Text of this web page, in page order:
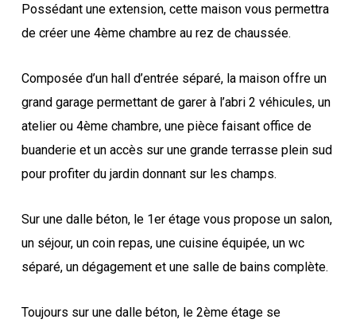
Possédant une extension, cette maison vous permettra
de créer une 4ème chambre au rez de chaussée.
Composée d’un hall d’entrée séparé, la maison offre un
grand garage permettant de garer à l’abri 2 véhicules, un
atelier ou 4ème chambre, une pièce faisant office de
buanderie et un accès sur une grande terrasse plein sud
pour profiter du jardin donnant sur les champs.
Sur une dalle béton, le 1er étage vous propose un salon,
un séjour, un coin repas, une cuisine équipée, un wc
séparé, un dégagement et une salle de bains complète.
Toujours sur une dalle béton, le 2ème étage se